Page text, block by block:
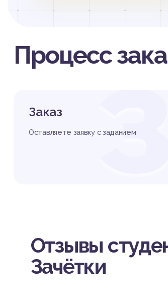
Процесс
З
Заказ
Оставляете заявку с заданием
Отзывы
Зачётки